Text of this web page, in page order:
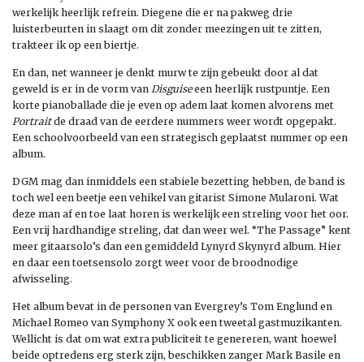
werkelijk heerlijk refrein. Diegene die er na pakweg drie
luisterbeurten in slaagt om dit zonder meezingen uit te zitten,
trakteer ik op een biertje.
En dan, net wanneer je denkt murw te zijn gebeukt door al dat
geweld is er in de vorm van Disguiseeen heerlijk rustpuntje. Een
korte pianoballade die je even op adem laat komen alvorens met
Portraitde draad van de eerdere nummers weer wordt opgepakt.
Een schoolvoorbeeld van een strategisch geplaatst nummer op een
album.
DGM mag dan inmiddels een stabiele bezetting hebben, de band is
toch wel een beetje een vehikel van gitarist Simone Mularoni. Wat
deze man af en toe laat horen is werkelijk een streling voor het oor.
Een vrij hardhandige streling, dat dan weer wel. “The Passage” kent
meer gitaarsolo’s dan een gemiddeld Lynyrd Skynyrd album. Hier
en daar een toetsensolo zorgt weer voor de broodnodige
afwisseling.
Het album bevat in de personen van Evergrey’s Tom Englund en
Michael Romeo van Symphony X ook een tweetal gastmuzikanten.
Wellicht is dat om wat extra publiciteit te genereren, want hoewel
beide optredens erg sterk zijn, beschikken zanger Mark Basile en